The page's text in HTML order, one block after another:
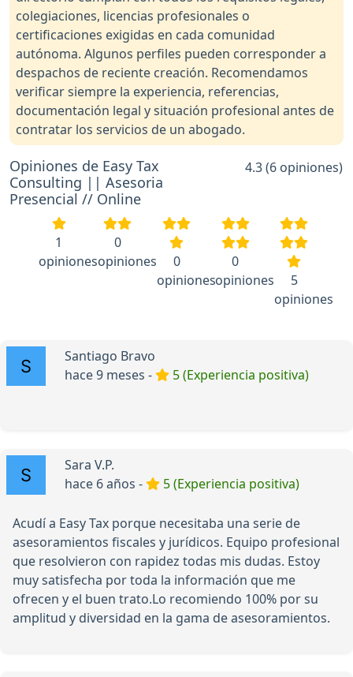
colegiaciones, licencias profesionales o
certificaciones exigidas en cada comunidad
autónoma. Algunos perfiles pueden corresponder a
despachos de reciente creación. Recomendamos
verificar siempre la experiencia, referencias,
documentación legal y situación profesional antes de
contratar los servicios de un abogado.
Opiniones de Easy Tax
Consulting || Asesoria
Presencial // Online
4.3 (6 opiniones)
1
opiniones
0
opiniones
0
opiniones
0
opiniones
5
opiniones
Santiago Bravo
hace 9 meses -
5 (Experiencia positiva)
Sara V.P.
hace 6 años -
5 (Experiencia positiva)
Acudí a Easy Tax porque necesitaba una serie de
asesoramientos fiscales y jurídicos. Equipo profesional
que resolvieron con rapidez todas mis dudas. Estoy
muy satisfecha por toda la información que me
ofrecen y el buen trato.Lo recomiendo 100% por su
amplitud y diversidad en la gama de asesoramientos.